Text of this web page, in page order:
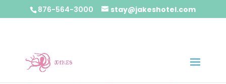
876-564-3000 stay@jakeshotel.com